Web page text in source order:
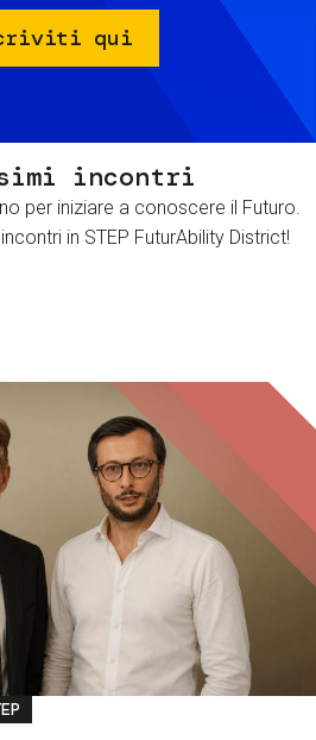
qui
incontri
per iniziare a conoscere il Futuro.
in STEP FuturAbility District!